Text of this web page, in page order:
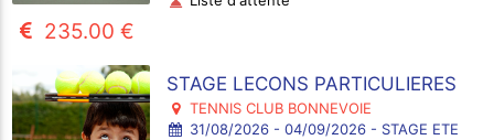
235.00 €
STAGE LECONS PARTICULIERES
TENNIS CLUB BONNEVOIE
31/08/2026 - 04/09/2026 - STAGE ETE